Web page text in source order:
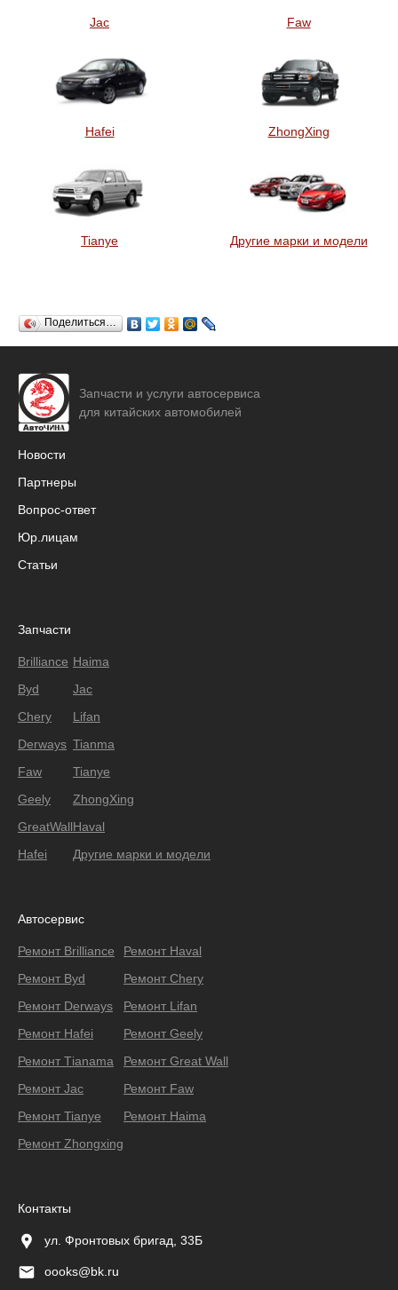
Jac Faw
Hafei ZhongXing
Tianye Другие марки и модели
Поделиться…
Запчасти и услуги автосервиса
для китайских автомобилей
Новости
Партнеры
Вопрос-ответ
Юр.лицам
Статьи
Запчасти
Brilliance
Byd
Chery
Derways
Faw
Geely
GreatWall
Hafei
Haima
Jac
Lifan
Tianma
Tianye
ZhongXing
Haval
Другие марки и модели
Автосервис
Ремонт Brilliance
Ремонт Byd
Ремонт Derways
Ремонт Hafei
Ремонт Тianama
Ремонт Jac
Ремонт Tianye
Ремонт Zhongxing
Ремонт Haval
Ремонт Chery
Ремонт Lifan
Ремонт Geely
Ремонт Great Wall
Ремонт Faw
Ремонт Haima
Контакты
ул. Фронтовых бригад, 33Б
oooks@bk.ru